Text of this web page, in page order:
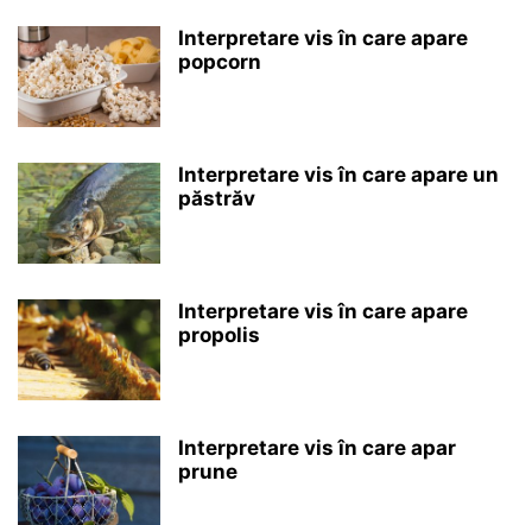
Interpretare vis în care apare
popcorn
Interpretare vis în care apare un
păstrăv
Interpretare vis în care apare
propolis
Interpretare vis în care apar
prune